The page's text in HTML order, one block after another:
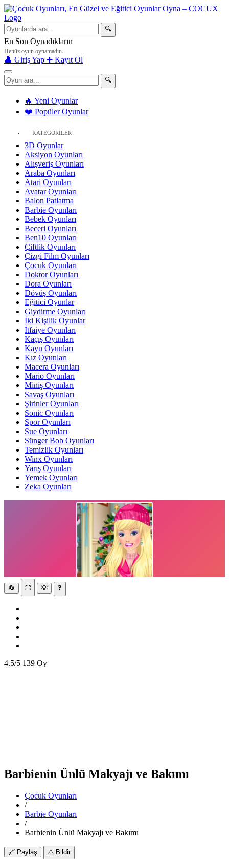
🔍
En Son Oynadıkların
Henüz oyun oynamadın.
👤 Giriş Yap ➕ Kayıt Ol
🔍
🔥 Yeni Oyunlar
❤️ Popüler Oyunlar
KATEGORİLER
3D Oyunlar
Aksiyon Oyunları
Alışveriş Oyunları
Araba Oyunları
Atari Oyunları
Avatar Oyunları
Balon Patlatma
Barbie Oyunları
Bebek Oyunları
Beceri Oyunları
Ben10 Oyunları
Çiftlik Oyunları
Çizgi Film Oyunları
Çocuk Oyunları
Doktor Oyunları
Dora Oyunları
Dövüş Oyunları
Eğitici Oyunlar
Giydirme Oyunları
İki Kişilik Oyunlar
İtfaiye Oyunları
Kaçış Oyunları
Kayu Oyunları
Kız Oyunları
Macera Oyunları
Mario Oyunları
Miniş Oyunları
Savaş Oyunları
Şirinler Oyunları
Sonic Oyunları
Spor Oyunları
Sue Oyunları
Sünger Bob Oyunları
Temizlik Oyunları
Winx Oyunları
Yarış Oyunları
Yemek Oyunları
Zeka Oyunları
🔄 ⛶ 💡 ❓
4.5/5 139 Oy
Barbienin Ünlü Makyajı ve Bakımı
Çocuk Oyunları
/
Barbie Oyunları
/
Barbienin Ünlü Makyajı ve Bakımı
🔗 Paylaş ⚠️ Bildir